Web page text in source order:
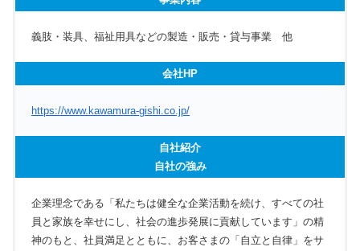
義肢・装具、福祉用具などの製造・販売・貸与事業 他
会社HP
https://www.kawamura-gishi.co.jp/
自社紹介
自社の強み
企業理念である「私たちは健全な企業活動を続け、すべての社
員と家族を幸せにし、社会の進歩発展に貢献しています」の精
神のもと、社員満足とともに、お客さまの「自立と自律」をサ